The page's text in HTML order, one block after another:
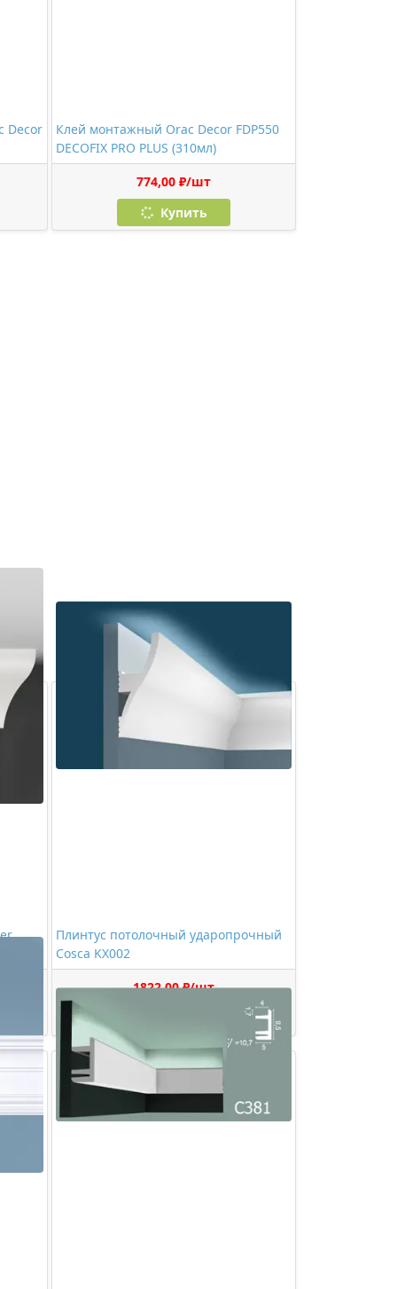
Decor
Клей монтажный Orac Decor FDP550
DECOFIX PRO PLUS (310мл)
774,00 ₽/шт
Купить
Плинтус потолочный ударопрочный
Cosca KX002
1822,00 ₽/шт